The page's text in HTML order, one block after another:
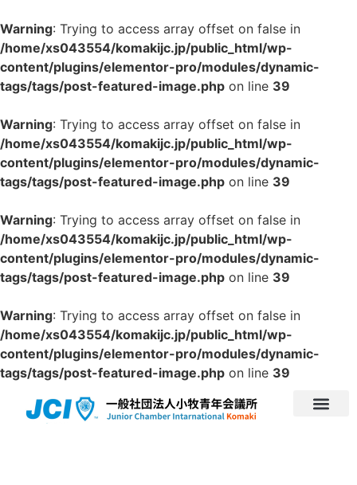
Warning: Trying to access array offset on false in
/home/xs043554/komakijc.jp/public_html/wp-
content/plugins/elementor-pro/modules/dynamic-
tags/tags/post-featured-image.php on line 39
Warning: Trying to access array offset on false in
/home/xs043554/komakijc.jp/public_html/wp-
content/plugins/elementor-pro/modules/dynamic-
tags/tags/post-featured-image.php on line 39
Warning: Trying to access array offset on false in
/home/xs043554/komakijc.jp/public_html/wp-
content/plugins/elementor-pro/modules/dynamic-
tags/tags/post-featured-image.php on line 39
Warning: Trying to access array offset on false in
/home/xs043554/komakijc.jp/public_html/wp-
content/plugins/elementor-pro/modules/dynamic-
tags/tags/post-featured-image.php on line 39